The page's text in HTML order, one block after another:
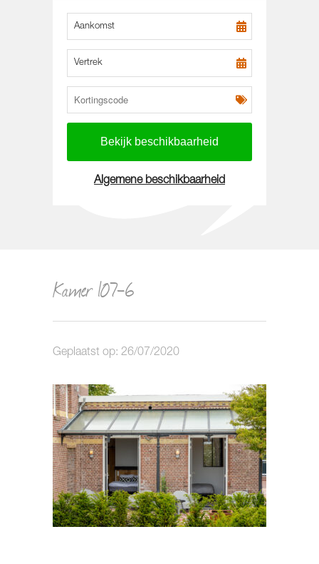
Aankomst
Vertrek
Algemene beschikbaarheid
Kamer 107-6
Geplaatst op: 26/07/2020